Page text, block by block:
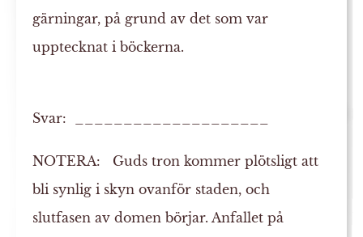
gärningar, på grund av det som var
upptecknat i böckerna.
Svar: ____________________
NOTERA: Guds tron kommer plötsligt att
bli synlig i skyn ovanför staden, och
slutfasen av domen börjar. Anfallet på